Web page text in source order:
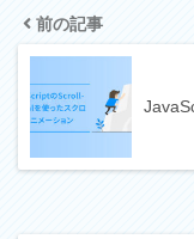
前の記事